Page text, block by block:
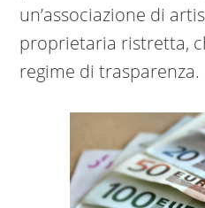
un’associazione di
proprietaria ristretta,
regime di trasparenza.